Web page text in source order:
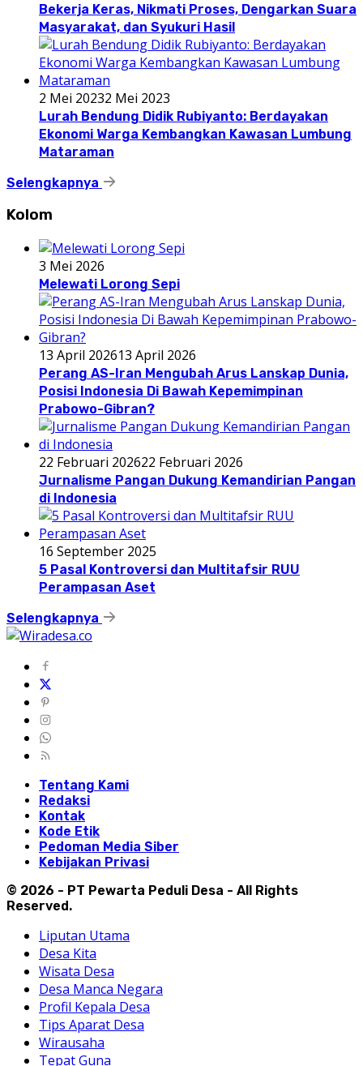
Bekerja Keras, Nikmati Proses, Dengarkan Suara
Masyarakat, dan Syukuri Hasil
2 Mei 20232 Mei 2023
Lurah Bendung Didik Rubiyanto: Berdayakan
Ekonomi Warga Kembangkan Kawasan Lumbung
Mataraman
Selengkapnya
Kolom
3 Mei 2026
Melewati Lorong Sepi
13 April 202613 April 2026
Perang AS-Iran Mengubah Arus Lanskap Dunia,
Posisi Indonesia Di Bawah Kepemimpinan
Prabowo-Gibran?
22 Februari 202622 Februari 2026
Jurnalisme Pangan Dukung Kemandirian Pangan
di Indonesia
16 September 2025
5 Pasal Kontroversi dan Multitafsir RUU
Perampasan Aset
Selengkapnya
Tentang Kami
Redaksi
Kontak
Kode Etik
Pedoman Media Siber
Kebijakan Privasi
© 2026 - PT Pewarta Peduli Desa - All Rights
Reserved.
Liputan Utama
Desa Kita
Wisata Desa
Desa Manca Negara
Profil Kepala Desa
Tips Aparat Desa
Wirausaha
Tepat Guna